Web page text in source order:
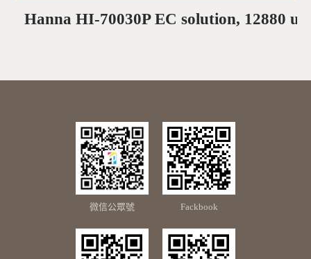
Hanna HI-70030P EC solution, 12880
微信公眾號 Fackbook